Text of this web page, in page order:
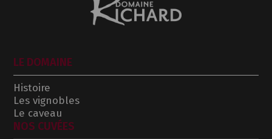
LE DOMAINE
Histoire
Les vignobles
Le caveau
NOS CUVÉES